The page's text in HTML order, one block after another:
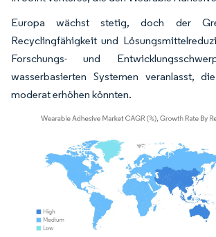
Europa wächst stetig, doch der
Recyclingfähigkeit und
Forschungs- und
wasserbasierten Systemen veranlasst,
moderat erhöhen könnten.